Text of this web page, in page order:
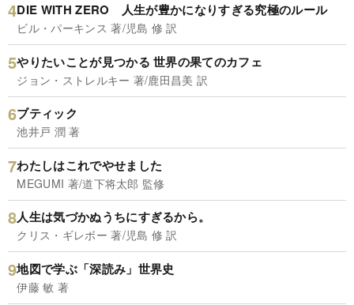
DIE WITH ZERO 人生が豊かになりすぎる究極のルール
ビル・パーキンス 著/児島 修 訳
やりたいことが見つかる 世界の果てのカフェ
ジョン・ストレルキー 著/鹿田昌美 訳
ブティック
池井戸 潤 著
わたしはこれでやせました
MEGUMI 著/道下将太郎 監修
人生は気づかぬうちにすぎるから。
クリス・ギレボー 著/児島 修 訳
地図で学ぶ「深読み」世界史
伊藤 敏 著